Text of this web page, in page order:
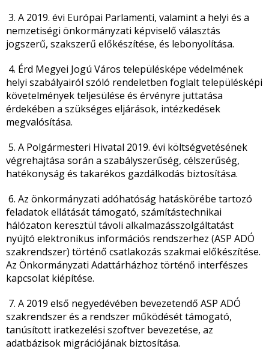
3. A 2019. évi Európai Parlamenti, valamint a helyi és a
nemzetiségi önkormányzati képviselő választás
jogszerű, szakszerű előkészítése, és lebonyolítása.
4. Érd Megyei Jogú Város településképe védelmének
helyi szabályairól szóló rendeletben foglalt településképi
követelmények teljesülése és érvényre juttatása
érdekében a szükséges eljárások, intézkedések
megvalósítása.
5. A Polgármesteri Hivatal 2019. évi költségvetésének
végrehajtása során a szabályszerűség, célszerűség,
hatékonyság és takarékos gazdálkodás biztosítása.
6. Az önkormányzati adóhatóság hatáskörébe tartozó
feladatok ellátását támogató, számítástechnikai
hálózaton keresztül távoli alkalmazásszolgáltatást
nyújtó elektronikus információs rendszerhez (ASP ADÓ
szakrendszer) történő csatlakozás szakmai előkészítése.
Az Önkormányzati Adattárházhoz történő interfészes
kapcsolat kiépítése.
7. A 2019 első negyedévében bevezetendő ASP ADÓ
szakrendszer és a rendszer működését támogató,
tanúsított iratkezelési szoftver bevezetése, az
adatbázisok migrációjának biztosítása.